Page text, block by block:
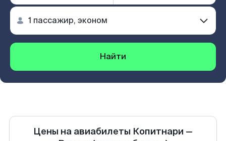
Найти
Цены на авиабилеты Копитнари —